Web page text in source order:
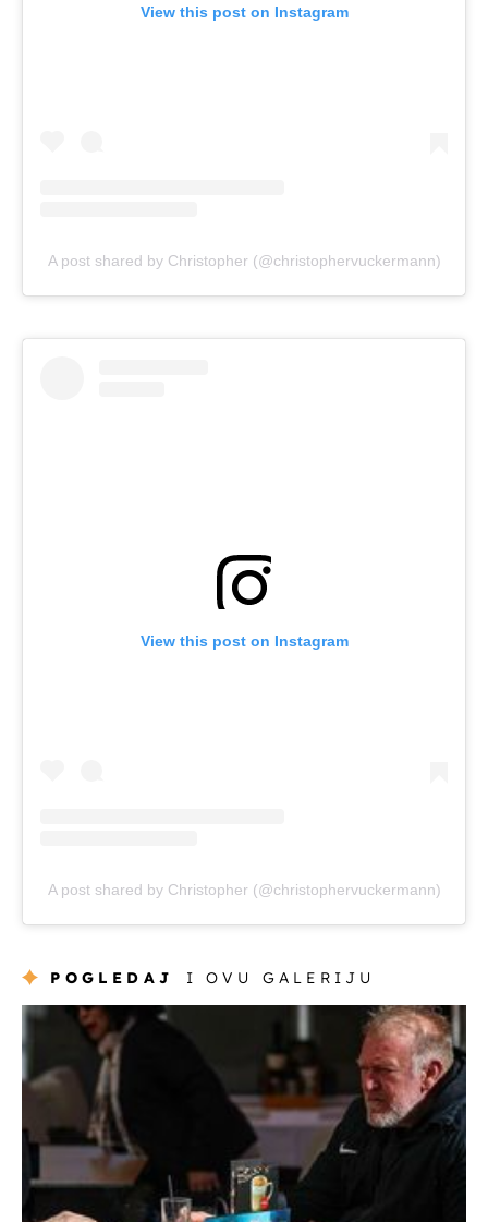
View this post on Instagram
A post shared by Christopher (@christophervuckermann)
View this post on Instagram
A post shared by Christopher (@christophervuckermann)
POGLEDAJ I OVU GALERIJU